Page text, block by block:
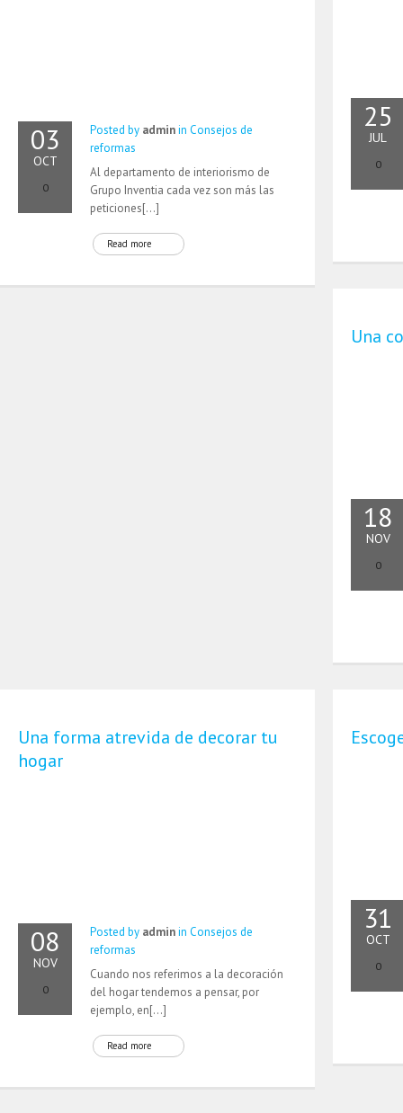
03
OCT
0
Posted by adminin Consejos de
reformas
Al departamento de interiorismo de
Grupo Inventia cada vez son más las
peticiones[…]
Read more
25
JUL
0
Una
18
NOV
0
Una forma atrevida de decorar tu
hogar
08
NOV
0
Posted by adminin Consejos de
reformas
Cuando nos referimos a la decoración
del hogar tendemos a pensar, por
ejemplo, en[…]
Read more
31
OCT
0